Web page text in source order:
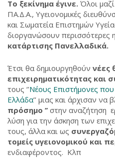
Το ξεκίνημα έγινε. Όλοι
ΠΑ.Δ.Α., Υγειονομικές
και Σωματεία Επιστημών
διοργανώσουν περισσότερες
κατάρτισης Πανελλαδικά.
Έτσι θα δημιουργηθούν νέες
επιχειρηματικότητας και
τους ‘’Νέους Επιστήμονες
Ελλάδα’’ μιας και άρχισαν να
πρόσημο ’’ στην αναζήτηση
λύση για την άσκηση των
τους, άλλα και ως
τομείς υγειονομικού και
ενδιαφέροντος. Κλπ